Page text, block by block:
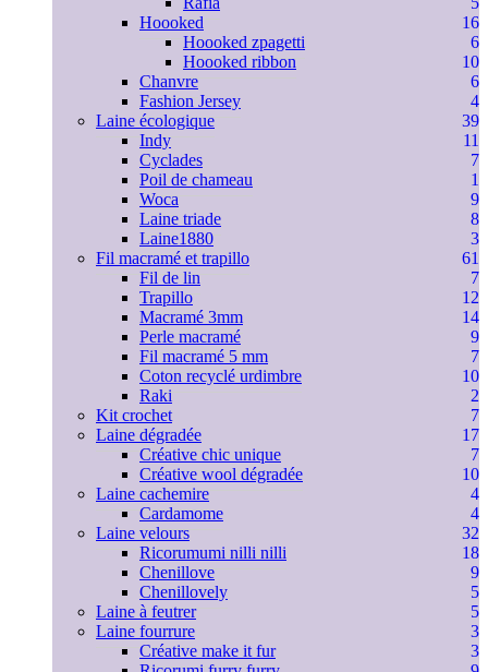
Hoooked
16
Hoooked zpagetti
6
Hoooked ribbon
10
Chanvre
6
Fashion Jersey
4
Laine écologique
39
Indy
11
Cyclades
7
Poil de chameau
1
Woca
9
Laine triade
8
Laine1880
3
Fil macramé et trapillo
61
Fil de lin
7
Trapillo
12
Macramé 3mm
14
Perle macramé
9
Fil macramé 5 mm
7
Coton recyclé urdimbre
10
Raki
2
Kit crochet
7
Laine dégradée
17
Créative chic unique
7
Créative wool dégradée
10
Laine cachemire
4
Cardamome
4
Laine velours
32
Ricorumumi nilli nilli
18
Chenillove
9
Chenillovely
5
Laine à feutrer
5
Laine fourrure
3
Créative make it fur
3